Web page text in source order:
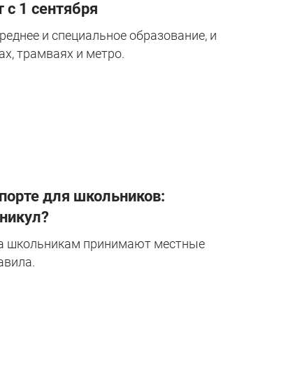
1 сентября
и специальное образование, и
трамваях и метро.
для школьников:
школьникам принимают местные